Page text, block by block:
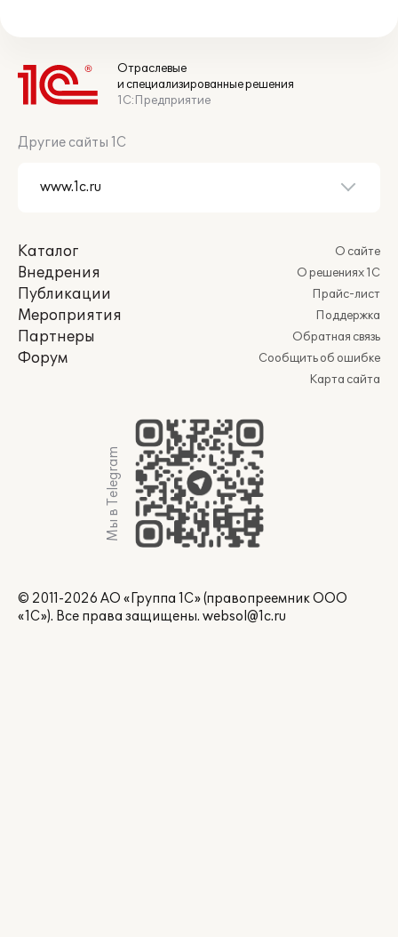
Отраслевые
и специализированные решения
1С:Предприятие
Другие сайты 1С
Каталог
Внедрения
Публикации
Мероприятия
Партнеры
Форум
О сайте
О решениях 1С
Прайс-лист
Поддержка
Обратная связь
Сообщить об ошибке
Карта сайта
Мы в Telegram
© 2011-2026 АО «Группа 1С» (правопреемник ООО
«1С»). Все права защищены. websol@1c.ru